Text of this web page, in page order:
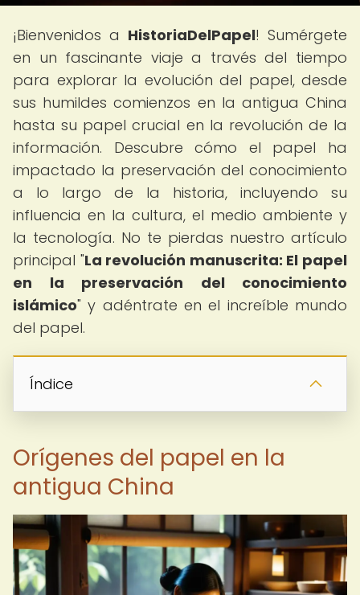
¡Bienvenidos a HistoriaDelPapel! Sumérgete
en un fascinante viaje a través del tiempo
para explorar la evolución del papel, desde
sus humildes comienzos en la antigua China
hasta su papel crucial en la revolución de la
información. Descubre cómo el papel ha
impactado la preservación del conocimiento
a lo largo de la historia, incluyendo su
influencia en la cultura, el medio ambiente y
la tecnología. No te pierdas nuestro artículo
principal "La revolución manuscrita: El papel
en la preservación del conocimiento
islámico" y adéntrate en el increíble mundo
del papel.
Índice
Orígenes del papel en la
antigua China